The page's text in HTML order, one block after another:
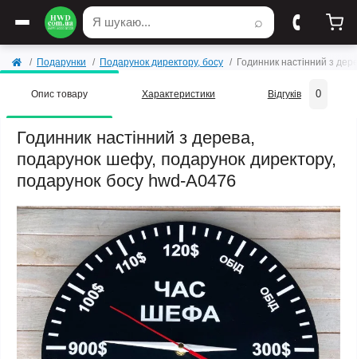
⌕
Подарунки Подарунок директору, босу Годинник настінний з
Опис товару Характеристики Відгуків 0
Годинник настінний з дерева,
подарунок шефу, подарунок директору,
подарунок босу hwd-A0476